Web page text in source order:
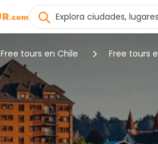
Free tours en Chile Free tours